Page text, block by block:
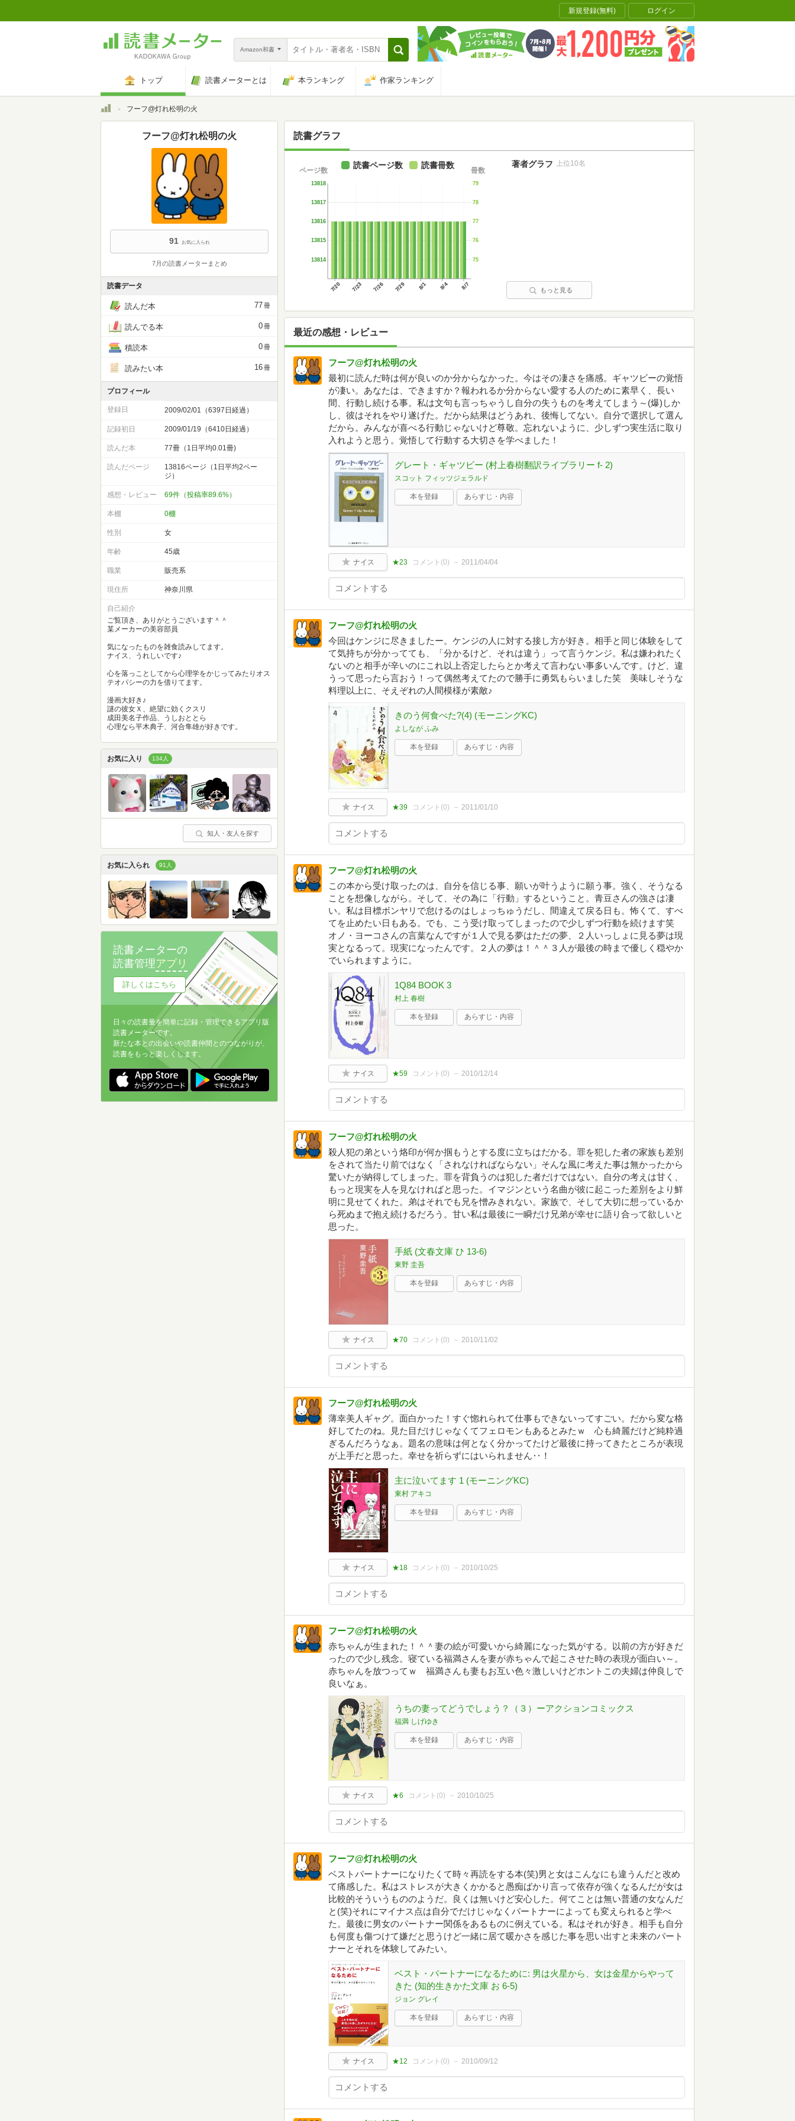
新規登録(無料) ログイン
Amazon和書
トップ 読書メーターとは 本ランキング 作家ランキング
トップフーフ@灯れ松明の火
読書グラフ
7/20 7/23 7/26 7/29 8/1 8/4 8/7
13814
13815
13816
13817
13818
ページ数
75
76
77
78
79
冊数
読書ページ数 読書冊数 著者グラフ 上位10名
もっと見る
最近の感想・レビュー
フーフ@灯れ松明の火
最初に読んだ時は何が良いのか分からなかった。今はその凄さを痛感。ギャツビーの覚悟
が凄い。あなたは、できますか？報われるか分からない愛する人のために素早く、長い
間、行動し続ける事。私は文句も言っちゃうし自分の失うものを考えてしまう～(爆)しか
し、彼はそれをやり遂げた。だから結果はどうあれ、後悔してない。自分で選択して選ん
だから。みんなが喜べる行動じゃないけど尊敬。忘れないように、少しずつ実生活に取り
入れようと思う。覚悟して行動する大切さを学べました！
グレート・ギャツビー (村上春樹翻訳ライブラリー f- 2)
スコット フィッツジェラルド
本を登録 あらすじ・内容
ナイス ★23 コメント(0) 2011/04/04
フーフ@灯れ松明の火
今回はケンジに尽きましたー。ケンジの人に対する接し方が好き。相手と同じ体験をして
て気持ちが分かってても、「分かるけど、それは違う」って言うケンジ。私は嫌われたく
ないのと相手が辛いのにこれ以上否定したらとか考えて言わない事多いんです。けど、違
うって思ったら言おう！って偶然考えてたので勝手に勇気もらいました笑 美味しそうな
料理以上に、そえぞれの人間模様が素敵♪
きのう何食べた?(4) (モーニングKC)
よしなが ふみ
本を登録 あらすじ・内容
ナイス ★39 コメント(0) 2011/01/10
フーフ@灯れ松明の火
この本から受け取ったのは、自分を信じる事、願いが叶うように願う事。強く、そうなる
ことを想像しながら。そして、その為に「行動」するということ。青豆さんの強さは凄
い。私は目標ボンヤリで怠けるのはしょっちゅうだし、間違えて戻る日も。怖くて、すべ
てを止めたい日もある。でも、こう受け取ってしまったので少しずつ行動を続けます笑
オノ・ヨーコさんの言葉なんですが１人で見る夢はただの夢、２人いっしょに見る夢は現
実となるって。現実になったんです。２人の夢は！＾＾３人が最後の時まで優しく穏やか
でいられますように。
1Q84 BOOK 3
村上 春樹
本を登録 あらすじ・内容
ナイス ★59 コメント(0) 2010/12/14
フーフ@灯れ松明の火
殺人犯の弟という烙印が何か掴もうとする度に立ちはだかる。罪を犯した者の家族も差別
をされて当たり前ではなく「されなければならない」そんな風に考えた事は無かったから
驚いたが納得してしまった。罪を背負うのは犯した者だけではない。自分の考えは甘く、
もっと現実を人を見なければと思った。イマジンという名曲が彼に起こった差別をより鮮
明に見せてくれた。弟はそれでも兄を憎みきれない。家族で、そして大切に想っているか
ら死ぬまで抱え続けるだろう。甘い私は最後に一瞬だけ兄弟が幸せに語り合って欲しいと
思った。
手紙 (文春文庫 ひ 13-6)
東野 圭吾
本を登録 あらすじ・内容
ナイス ★70 コメント(0) 2010/11/02
フーフ@灯れ松明の火
薄幸美人ギャグ。面白かった！すぐ惚れられて仕事もできないってすごい。だから変な格
好してたのね。見た目だけじゃなくてフェロモンもあるとみたｗ 心も綺麗だけど純粋過
ぎるんだろうなぁ。題名の意味は何となく分かってたけど最後に持ってきたところが表現
が上手だと思った。幸せを祈らずにはいられません‥！
主に泣いてます 1 (モーニングKC)
東村 アキコ
本を登録 あらすじ・内容
ナイス ★18 コメント(0) 2010/10/25
フーフ@灯れ松明の火
赤ちゃんが生まれた！＾＾妻の絵が可愛いから綺麗になった気がする。以前の方が好きだ
ったので少し残念。寝ている福満さんを妻が赤ちゃんで起こさせた時の表現が面白い～。
赤ちゃんを放つってｗ 福満さんも妻もお互い色々激しいけどホントこの夫婦は仲良しで
良いなぁ。
うちの妻ってどうでしょう？（３）ーアクションコミックス
福満 しげゆき
本を登録 あらすじ・内容
ナイス ★6 コメント(0) 2010/10/25
フーフ@灯れ松明の火
ベストパートナーになりたくて時々再読をする本(笑)男と女はこんなにも違うんだと改め
て痛感した。私はストレスが大きくかかると愚痴ばかり言って依存が強くなるんだが女は
比較的そういうもののようだ。良くは無いけど安心した。何てことは無い普通の女なんだ
と(笑)それにマイナス点は自分でだけじゃなくパートナーによっても変えられると学べ
た。最後に男女のパートナー関係をあるものに例えている。私はそれが好き。相手も自分
も何度も傷つけて嫌だと思うけど一緒に居て暖かさを感じた事を思い出すと未来のパート
ナーとそれを体験してみたい。
ベスト・パートナーになるために: 男は火星から、女は金星からやって
きた (知的生きかた文庫 お 6-5)
ジョン グレイ
本を登録 あらすじ・内容
ナイス ★12 コメント(0) 2010/09/12
フーフ@灯れ松明の火
91 お気に入られ
7月の読書メーターまとめ
読書データ
読んだ本 77冊
読んでる本 0冊
積読本 0冊
読みたい本 16冊
プロフィール
登録日 2009/02/01（6397日経過）
記録初日 2009/01/19（6410日経過）
読んだ本 77冊（1日平均0.01冊)
読んだページ
13816ページ（1日平均2ペー
ジ）
感想・レビュー 69件（投稿率89.6%）
本棚 0棚
性別 女
年齢 45歳
職業 販売系
現住所 神奈川県
自己紹介
ご覧頂き、ありがとうございます＾＾
某メーカーの美容部員
気になったものを雑食読みしてます。
ナイス、うれしいです♪
心を落っことしてから心理学をかじってみたりオス
テオパシーの力を借りてます。
漫画大好き♪
謎の彼女Ｘ、絶望に効くクスリ
成田美名子作品、うしおととら
心理なら平木典子、河合隼雄が好きです。
お気に入り 134人
知人・友人を探す
お気に入られ 91人
読書メーターの
読書管理アプリ
詳しくはこちら
日々の読書量を簡単に記録・管理できるアプリ版
読書メーターです。
新たな本との出会いや読書仲間とのつながりが、
読書をもっと楽しくします。